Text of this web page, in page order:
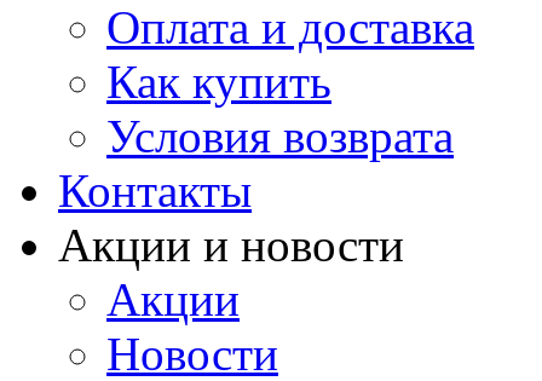
Оплата и доставка
Как купить
Условия возврата
Контакты
Акции и новости
Акции
Новости